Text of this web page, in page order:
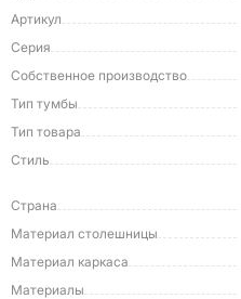
Артикул
Серия
Собственное производство
Тип тумбы
Тип товара
Стиль
Страна
Материал столешницы
Материал каркаса
Материалы